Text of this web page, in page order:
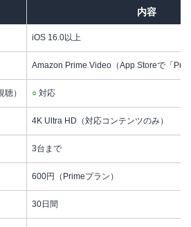
内容
iOS 16.0以上
Amazon Prime Video（App Storeで「
） ○ 対応
4K Ultra HD（対応コンテンツのみ）
3台まで
600円（Primeプラン）
30日間